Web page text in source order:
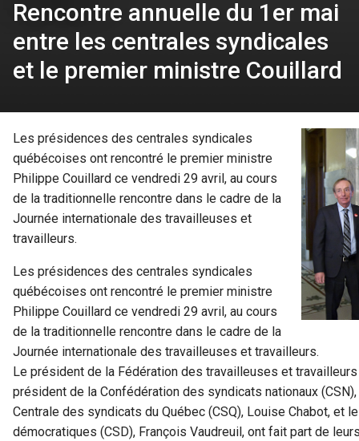
Rencontre annuelle du 1er mai
entre les centrales syndicales
et le premier ministre Couillard
Les présidences des centrales syndicales
québécoises ont rencontré le premier ministre
Philippe Couillard ce vendredi 29 avril, au cours
de la traditionnelle rencontre dans le cadre de la
Journée internationale des travailleuses et
travailleurs.
Les présidences des centrales syndicales
québécoises ont rencontré le premier ministre
Philippe Couillard ce vendredi 29 avril, au cours
de la traditionnelle rencontre dans le cadre de la
Journée internationale des travailleuses et travailleurs.
Le président de la Fédération des travailleuses et travailleurs
président de la Confédération des syndicats nationaux
Centrale des syndicats du Québec (CSQ), Louise Chabot, et
démocratiques (CSD), François Vaudreuil, ont fait part de